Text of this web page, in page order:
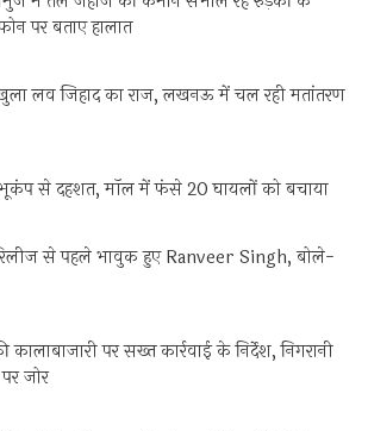
पर बताए हालात
लव जिहाद का राज, लखनऊ में चल रही मतांतरण
भूकंप से दहशत, मॉल में फंसे 20 घायलों को बचाया
से पहले भावुक हुए Ranveer Singh, बोले-
पर सख्त कार्रवाई के निर्देश, निगरानी
जोर